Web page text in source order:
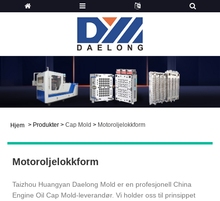
Hjem > Produkter > Cap Mold > Motoroljelokkform
Motoroljelokkform
Taizhou Huangyan Daelong Mold er en profesjonell China
Engine Oil Cap Mold-leverandør. Vi holder oss til prinsippet